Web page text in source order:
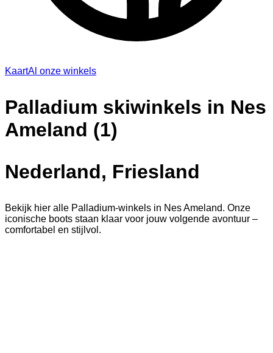
KaartAl onze winkels
Palladium skiwinkels in Nes
Ameland (1)
Nederland, Friesland
Bekijk hier alle Palladium-winkels in Nes Ameland. Onze
iconische boots staan klaar voor jouw volgende avontuur –
comfortabel en stijlvol.